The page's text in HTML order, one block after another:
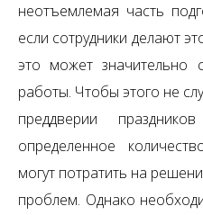
неотъемлемая часть
если сотрудники делают
это может значительно
работы. Чтобы этого не
преддверии
определенное
могут потратить на
проблем. Однако